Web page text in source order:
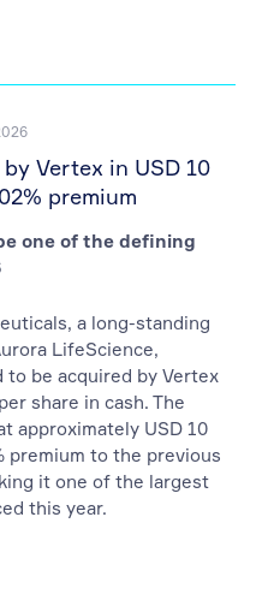
Vertex in USD 10
premium
one of the defining
a long-standing
LifeScience,
be acquired by Vertex
share in cash. The
approximately USD 10
premium to the previous
it one of the largest
this year.